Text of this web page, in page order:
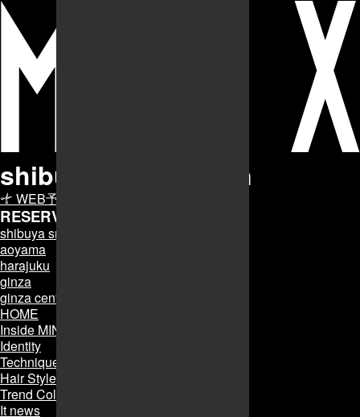
shibuya smart salon
WEB予約
RESERVE
shibuya smart salon
aoyama
harajuku
ginza
ginza central
HOME
Inside MINX
Identity
Technique
Hair Style
Trend Collection
It news